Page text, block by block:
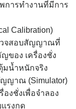
การทำงานที่มีการ
Calibration)
วจสอบสัญญาณที่
ของ เครื่องชั่ง
มน้ำหนักจริง
ญาณ (Simulator)
องชั่งเพื่อจำลอง
รงกด